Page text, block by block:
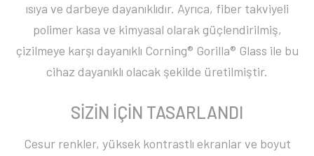
ısıya ve darbeye dayanıklıdır. Ayrıca, fiber takviyeli
polimer kasa ve kimyasal olarak güçlendirilmiş,
çizilmeye karşı dayanıklı Corning® Gorilla® Glass ile bu
cihaz dayanıklı olacak şekilde üretilmiştir.
SİZİN İÇİN TASARLANDI
Cesur renkler, yüksek kontrastlı ekranlar ve boyut